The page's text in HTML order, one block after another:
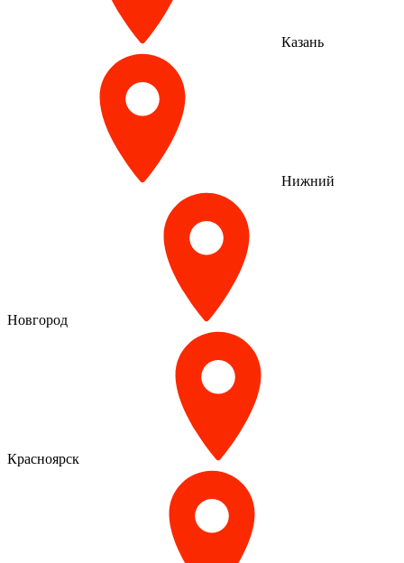
Казань
Нижний
Новгород
Красноярск